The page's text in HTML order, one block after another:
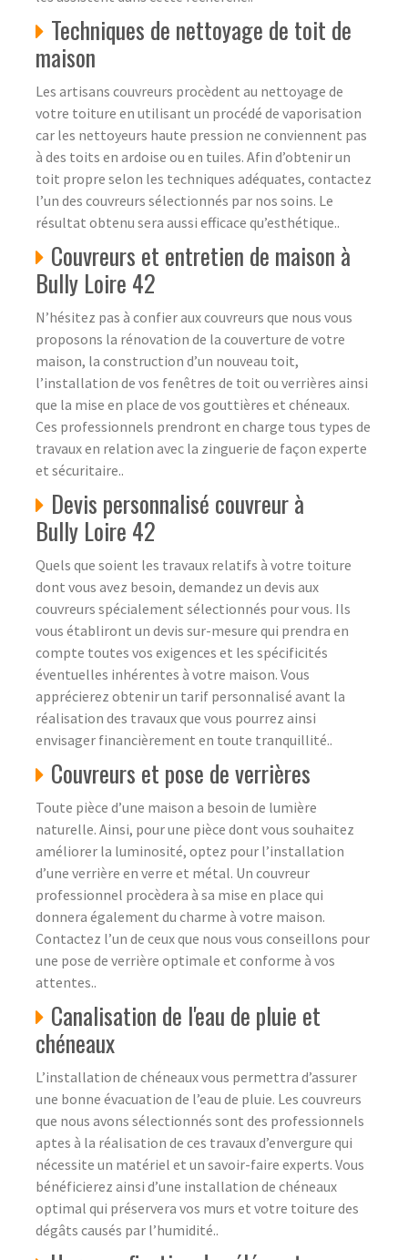
Techniques de nettoyage de toit de
maison
Les artisans couvreurs procèdent au nettoyage de
votre toiture en utilisant un procédé de vaporisation
car les nettoyeurs haute pression ne conviennent pas
à des toits en ardoise ou en tuiles. Afin d’obtenir un
toit propre selon les techniques adéquates, contactez
l’un des couvreurs sélectionnés par nos soins. Le
résultat obtenu sera aussi efficace qu’esthétique..
Couvreurs et entretien de maison à
Bully Loire 42
N’hésitez pas à confier aux couvreurs que nous vous
proposons la rénovation de la couverture de votre
maison, la construction d’un nouveau toit,
l’installation de vos fenêtres de toit ou verrières ainsi
que la mise en place de vos gouttières et chéneaux.
Ces professionnels prendront en charge tous types de
travaux en relation avec la zinguerie de façon experte
et sécuritaire..
Devis personnalisé couvreur à
Bully Loire 42
Quels que soient les travaux relatifs à votre toiture
dont vous avez besoin, demandez un devis aux
couvreurs spécialement sélectionnés pour vous. Ils
vous établiront un devis sur-mesure qui prendra en
compte toutes vos exigences et les spécificités
éventuelles inhérentes à votre maison. Vous
apprécierez obtenir un tarif personnalisé avant la
réalisation des travaux que vous pourrez ainsi
envisager financièrement en toute tranquillité..
Couvreurs et pose de verrières
Toute pièce d’une maison a besoin de lumière
naturelle. Ainsi, pour une pièce dont vous souhaitez
améliorer la luminosité, optez pour l’installation
d’une verrière en verre et métal. Un couvreur
professionnel procèdera à sa mise en place qui
donnera également du charme à votre maison.
Contactez l’un de ceux que nous vous conseillons pour
une pose de verrière optimale et conforme à vos
attentes..
Canalisation de l'eau de pluie et
chéneaux
L’installation de chéneaux vous permettra d’assurer
une bonne évacuation de l’eau de pluie. Les couvreurs
que nous avons sélectionnés sont des professionnels
aptes à la réalisation de ces travaux d’envergure qui
nécessite un matériel et un savoir-faire experts. Vous
bénéficierez ainsi d’une installation de chéneaux
optimal qui préservera vos murs et votre toiture des
dégâts causés par l’humidité..